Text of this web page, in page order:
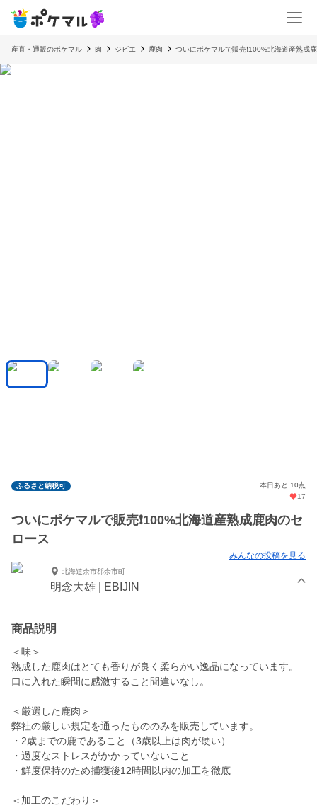
産直・通販のポケマル 肉 ジビエ 鹿肉 ついにポケマルで販売❗️100%北海道産熟成
ふるさと納税可
本日あと 10点
17
ついにポケマルで販売❗️100%北海道産熟成鹿肉のセ
ロース
みんなの投稿を見る
北海道余市郡余市町
明念大雄 | EBIJIN
商品説明
＜味＞
熟成した鹿肉はとても香りが良く柔らかい逸品になっています。
口に入れた瞬間に感激すること間違いなし。
＜厳選した鹿肉＞
弊社の厳しい規定を通ったもののみを販売しています。
・2歳までの鹿であること（3歳以上は肉が硬い）
・過度なストレスがかかっていないこと
・鮮度保持のため捕獲後12時間以内の加工を徹底
＜加工のこだわり＞